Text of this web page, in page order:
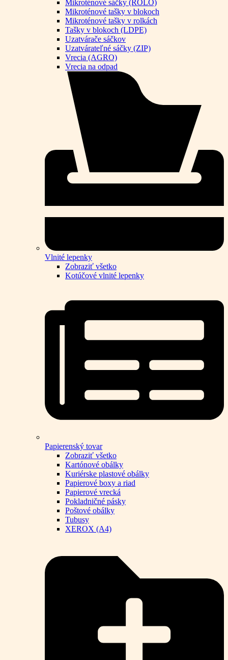
Mikroténové sáčky (ROLO)
Mikroténové tašky v blokoch
Mikroténové tašky v rolkách
Tašky v blokoch (LDPE)
Uzatvárače sáčkov
Uzatvárateľné sáčky (ZIP)
Vrecia (AGRO)
Vrecia na odpad
Vlnité lepenky
Zobraziť všetko
Kotúčové vlnité lepenky
Papierenský tovar
Zobraziť všetko
Kartónové obálky
Kuriérske plastové obálky
Papierové boxy a riad
Papierové vrecká
Pokladničné pásky
Poštové obálky
Tubusy
XEROX (A4)